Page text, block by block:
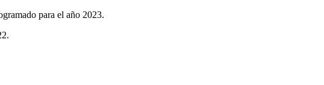
para el año 2023.